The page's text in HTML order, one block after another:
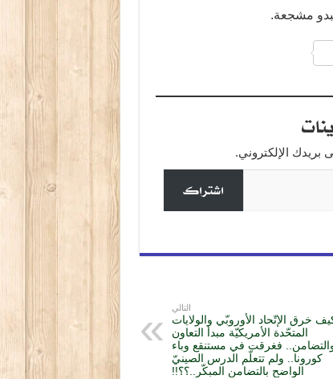
مشجعة.
الإلكتروني.
اشتراك
التالي
خرق الإتّحاد الأوروبّي والولايات
المتحّدة الأمريكيّة مبدأ التعاون
فغرقت في مستنقع وباء
كورونا.. ولم تتعلّم الدرس الصينيّ
الواضح بالتضامن المبكّر..؟؟!!